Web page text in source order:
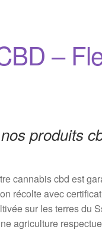
–
produits
cannabis cbd est
récolte avec
sur les terres du
agriculture